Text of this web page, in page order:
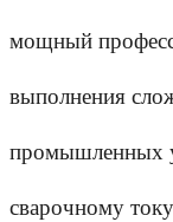
мощный
выполнения
промышленных
сварочному